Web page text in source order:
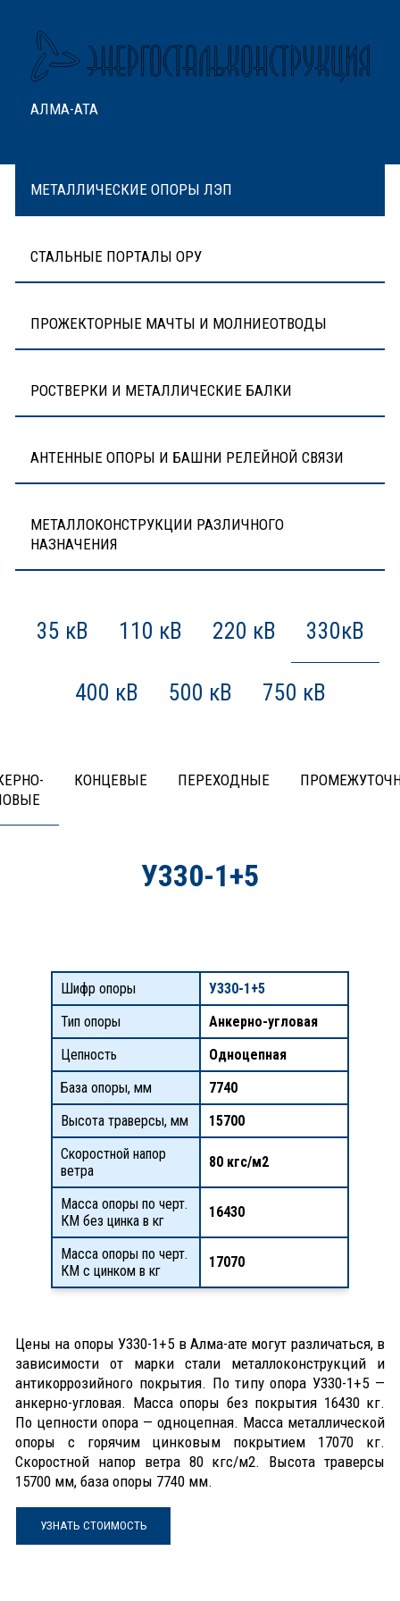
АЛМА-АТА
МЕТАЛЛИЧЕСКИЕ ОПОРЫ ЛЭП
СТАЛЬНЫЕ ПОРТАЛЫ ОРУ
ПРОЖЕКТОРНЫЕ МАЧТЫ И МОЛНИЕОТВОДЫ
РОСТВЕРКИ И МЕТАЛЛИЧЕСКИЕ БАЛКИ
АНТЕННЫЕ ОПОРЫ И БАШНИ РЕЛЕЙНОЙ СВЯЗИ
МЕТАЛЛОКОНСТРУКЦИИ РАЗЛИЧНОГО
НАЗНАЧЕНИЯ
35 кВ 110 кВ 220 кВ 330кВ
400 кВ 500 кВ 750 кВ
КОНЦЕВЫЕ ПЕРЕХОДНЫЕ
У330-1+5
Шифр опоры
У330-1+5
Тип опоры
Анкерно-угловая
Цепность
Одноцепная
База опоры, мм
7740
Высота траверсы, мм
15700
Скоростной напор
ветра
80 кгс/м2
Масса опоры по черт.
КМ без цинка в кг
16430
Масса опоры по черт.
КМ с цинком в кг
17070
Цены на опоры У330-1+5 в Алма-ате могут различаться, в
зависимости от марки стали металлоконструкций и
антикоррозийного покрытия. По типу опора У330-1+5 —
анкерно-угловая. Масса опоры без покрытия 16430 кг.
По цепности опора — одноцепная. Масса металлической
опоры с горячим цинковым покрытием 17070 кг.
Скоростной напор ветра 80 кгс/м2. Высота траверсы
15700 мм, база опоры 7740 мм.
УЗНАТЬ СТОИМОСТЬ